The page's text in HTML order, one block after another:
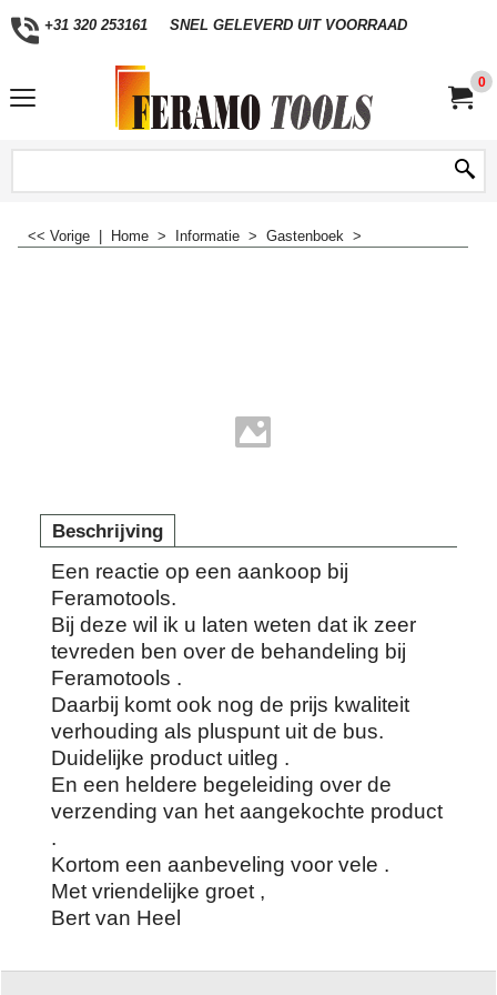
+31 320 253161 SNEL GELEVERD UIT VOORRAAD
0
<< Vorige Home > Informatie > Gastenboek >
Beschrijving
Een reactie op een aankoop bij
Feramotools.
Bij deze wil ik u laten weten dat ik zeer
tevreden ben over de behandeling bij
Feramotools .
Daarbij komt ook nog de prijs kwaliteit
verhouding als pluspunt uit de bus.
Duidelijke product uitleg .
En een heldere begeleiding over de
verzending van het aangekochte product
.
Kortom een aanbeveling voor vele .
Met vriendelijke groet ,
Bert van Heel